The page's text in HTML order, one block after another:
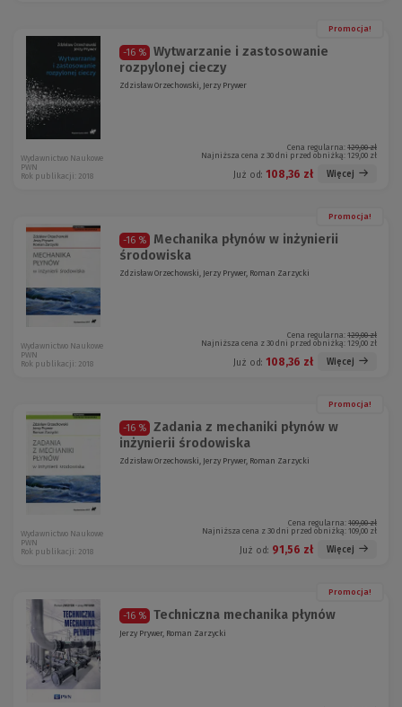
Promocja!
-16 %
Wytwarzanie i zastosowanie
rozpylonej cieczy
Zdzisław Orzechowski, Jerzy Prywer
Cena regularna: 129,00 zł
Najniższa cena z 30 dni przed obniżką: 129,00 zł
Już od: 108,36 zł Więcej
Wydawnictwo Naukowe
PWN
Rok publikacji: 2018
Promocja!
-16 %
Mechanika płynów w inżynierii
środowiska
Zdzisław Orzechowski, Jerzy Prywer, Roman Zarzycki
Cena regularna: 129,00 zł
Najniższa cena z 30 dni przed obniżką: 129,00 zł
Już od: 108,36 zł Więcej
Wydawnictwo Naukowe
PWN
Rok publikacji: 2018
Promocja!
-16 %
Zadania z mechaniki płynów w
inżynierii środowiska
Zdzisław Orzechowski, Jerzy Prywer, Roman Zarzycki
Cena regularna: 109,00 zł
Najniższa cena z 30 dni przed obniżką: 109,00 zł
Już od: 91,56 zł Więcej
Wydawnictwo Naukowe
PWN
Rok publikacji: 2018
Promocja!
-16 % Techniczna mechanika płynów
Jerzy Prywer, Roman Zarzycki